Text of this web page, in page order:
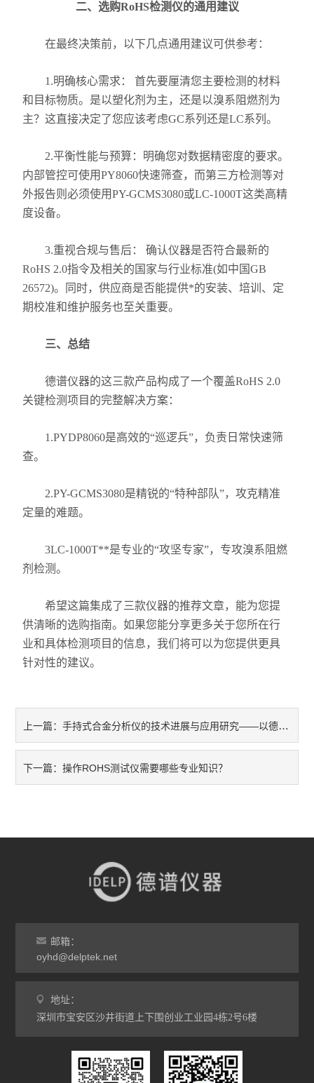
二、选购RoHS检测仪的通用建议
在最终决策前，以下几点通用建议可供参考：
1.明确核心需求： 首先要厘清您主要检测的材料
和目标物质。是以塑化剂为主，还是以溴系阻燃剂为
主？这直接决定了您应该考虑GC系列还是LC系列。
2.平衡性能与预算：明确您对数据精密度的要求。
内部管控可使用PY8060快速筛查，而第三方检测等对
外报告则必须使用PY-GCMS3080或LC-1000T这类高精
度设备。
3.重视合规与售后： 确认仪器是否符合最新的
RoHS 2.0指令及相关的国家与行业标准(如中国GB
26572)。同时，供应商是否能提供*的安装、培训、定
期校准和维护服务也至关重要。
三、总结
德谱仪器的这三款产品构成了一个覆盖RoHS 2.0
关键检测项目的完整解决方案：
1.PYDP8060是高效的“巡逻兵”，负责日常快速筛
查。
2.PY-GCMS3080是精锐的“特种部队”，攻克精准
定量的难题。
3LC-1000T**是专业的“攻坚专家”，专攻溴系阻燃
剂检测。
希望这篇集成了三款仪器的推荐文章，能为您提
供清晰的选购指南。如果您能分享更多关于您所在行
业和具体检测项目的信息，我们将可以为您提供更具
针对性的建议。
上一篇：手持式合金分析仪的技术进展与应用研究——以德谱DP-800为例！
下一篇：操作ROHS测试仪需要哪些专业知识？
邮箱：
oyhd@delptek.net
地址：
深圳市宝安区沙井街道上下围创业工业园4栋2号6楼